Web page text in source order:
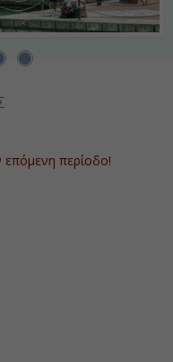
Ημέρα 8η
Η.Π.Α.
επόμενη περίοδο!